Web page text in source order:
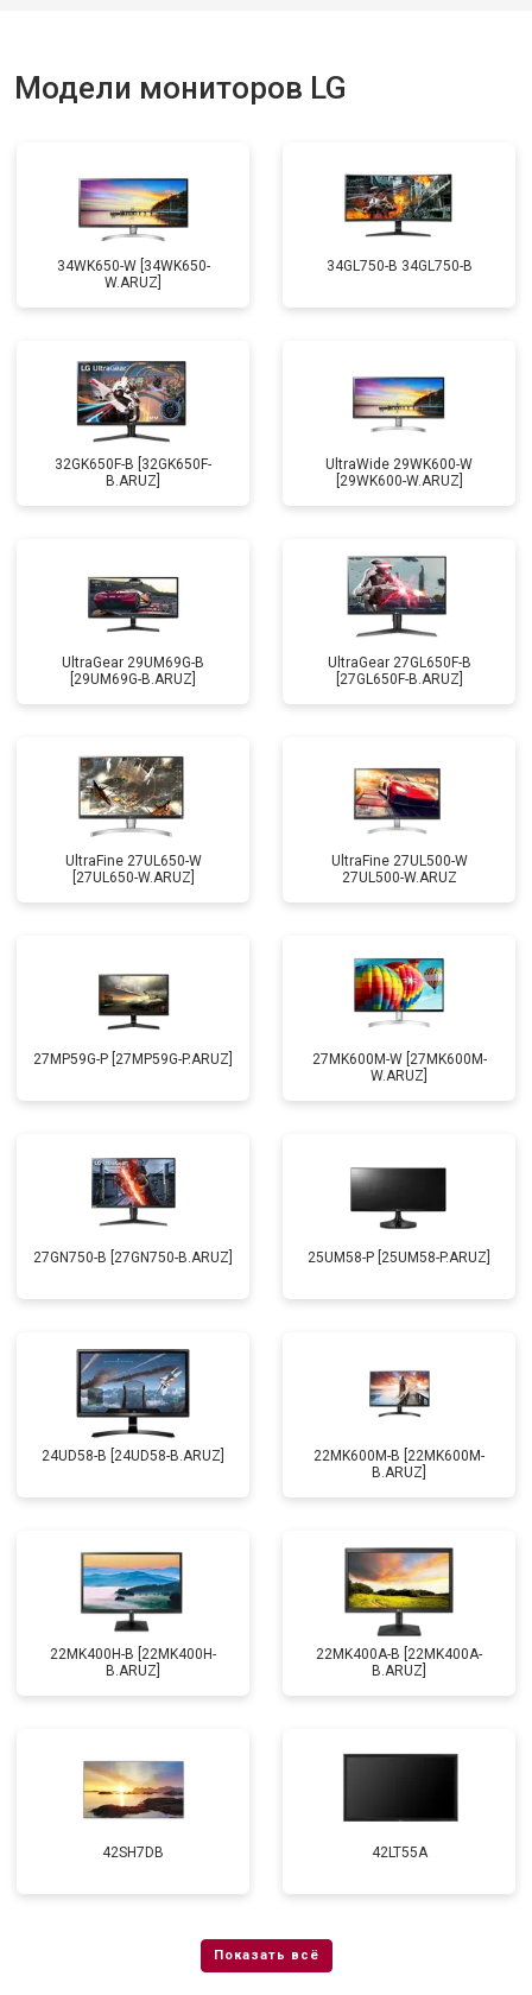
Модели мониторов LG
34WK650-W [34WK650-
W.ARUZ]
34GL750-B 34GL750-B
32GK650F-B [32GK650F-
B.ARUZ]
UltraWide 29WK600-W
[29WK600-W.ARUZ]
UltraGear 29UM69G-B
[29UM69G-B.ARUZ]
UltraGear 27GL650F-B
[27GL650F-B.ARUZ]
UltraFine 27UL650-W
[27UL650-W.ARUZ]
UltraFine 27UL500-W
27UL500-W.ARUZ
27MP59G-P [27MP59G-P.ARUZ]
27MK600M-W [27MK600M-
W.ARUZ]
27GN750-B [27GN750-B.ARUZ] 25UM58-P [25UM58-P.ARUZ]
24UD58-B [24UD58-B.ARUZ]
22MK600M-B [22MK600M-
B.ARUZ]
22MK400H-B [22MK400H-
B.ARUZ]
22MK400A-B [22MK400A-
B.ARUZ]
42SH7DB 42LT55A